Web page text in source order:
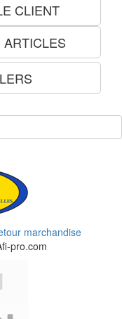
CLIENT
marchandise
pro.com